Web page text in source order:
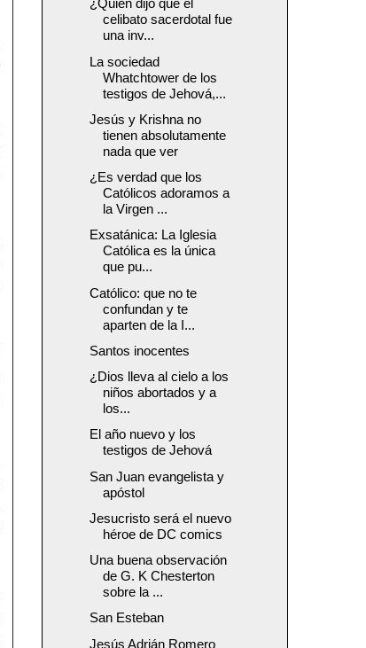
¿Quién dijo que el
celibato sacerdotal fue
una inv...
La sociedad
Whatchtower de los
testigos de Jehová,...
Jesús y Krishna no
tienen absolutamente
nada que ver
¿Es verdad que los
Católicos adoramos a
la Virgen ...
Exsatánica: La Iglesia
Católica es la única
que pu...
Católico: que no te
confundan y te
aparten de la I...
Santos inocentes
¿Dios lleva al cielo a los
niños abortados y a
los...
El año nuevo y los
testigos de Jehová
San Juan evangelista y
apóstol
Jesucristo será el nuevo
héroe de DC comics
Una buena observación
de G. K Chesterton
sobre la ...
San Esteban
Jesús Adrián Romero